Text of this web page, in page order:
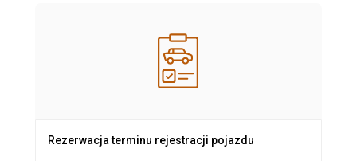
Rezerwacja terminu rejestracji pojazdu